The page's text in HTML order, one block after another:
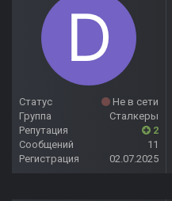
Статус
Не в сети
Группа
Сталкеры
Репутация
2
Сообщений
11
Регистрация
02.07.2025